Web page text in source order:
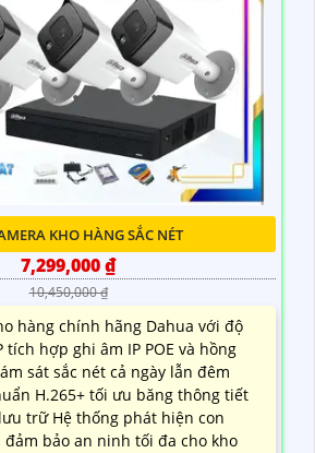
KHO HÀNG SẮC NÉT
7,299,000 ₫
10,450,000 ₫
hàng chính hãng Dahua với độ
tích hợp ghi âm IP POE và hồng
sát sắc nét cả ngày lẫn đêm
H.265+ tối ưu băng thông tiết
trữ Hệ thống phát hiện con
bảo an ninh tối đa cho kho